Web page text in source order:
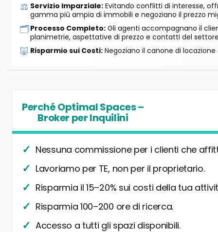
⚖️ Servizio Imparziale: Evitando conflitti di interesse,
gamma più ampia di immobili e negoziano il prezzo
🗂️Processo Completo: Gli agenti accompagnano il
planimetrie, aspettative di prezzo e contatti del
🐷 Risparmio sui Costi: Negoziano il canone di
Perché Optimal Spaces –
Broker per Inquilini
Nessuna commissione per i clienti che
Lavoriamo per TE, non per il proprietario.
Risparmia il 15–20% sui costi della tua
Risparmia 100–200 ore di ricerca.
Accesso a tutti gli spazi disponibili.